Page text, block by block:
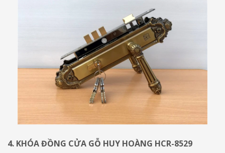
4. KHÓA ĐỒNG CỬA GỖ HUY HOÀNG HCR-8529